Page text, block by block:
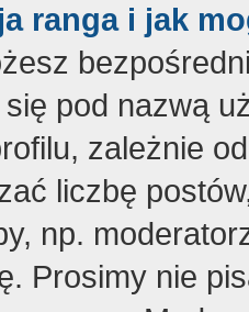
ranga i jak
pod nazwą
zależnie
liczbę
np.
Prosimy nie